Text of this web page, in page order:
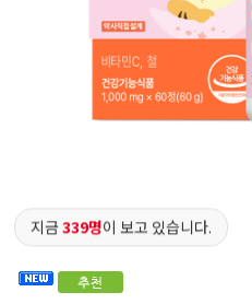
지금 339명이 보고 있습니다.